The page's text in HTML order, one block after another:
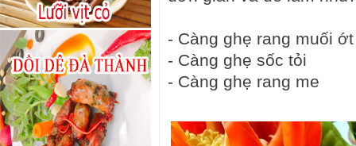
- Càng ghẹ rang muối ớt
- Càng ghẹ sốc tỏi
- Càng ghẹ rang me